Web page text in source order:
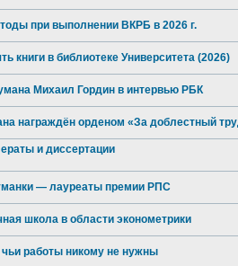
при выполнении ВКРБ в 2026 г.
книги в библиотеке Университета (2026)
Михаил Гордин в интервью РБК
награждён орденом «За доблестный
и диссертации
— лауреаты премии РПС
школа в области эконометрики
работы никому не нужны